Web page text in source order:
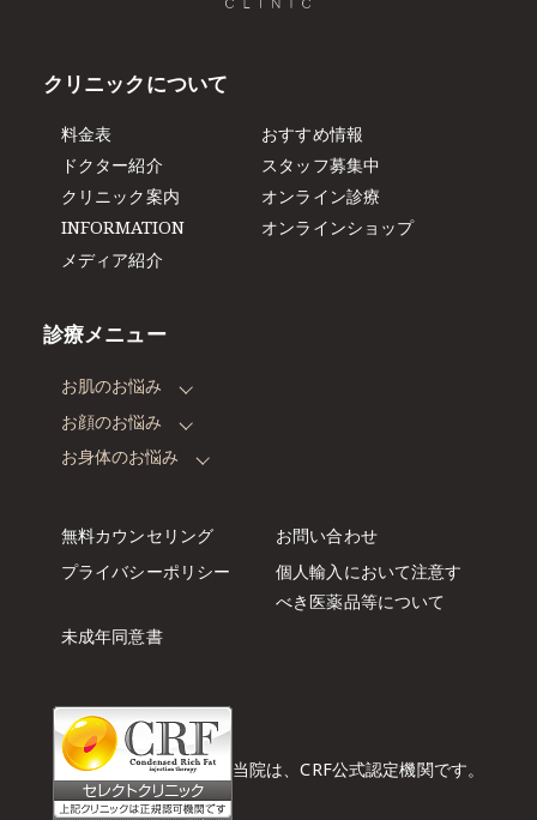
クリニックについて
料金表
ドクター紹介
クリニック案内
INFORMATION
メディア紹介
おすすめ情報
スタッフ募集中
オンライン診療
オンラインショップ
診療メニュー
お肌のお悩み
お顔のお悩み
お身体のお悩み
無料カウンセリング
お問い合わせ
プライバシーポリシー
個人輸入において注意す
べき 医薬品等について
未成年同意書
当院は、CRF公式認定機関です。